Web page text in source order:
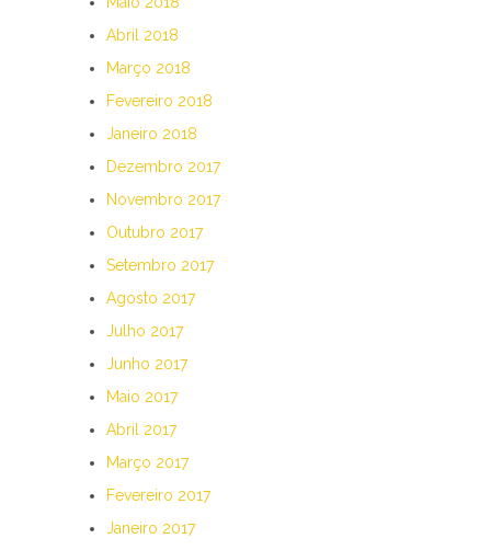
Abril 2018
Março 2018
Fevereiro 2018
Janeiro 2018
Dezembro 2017
Novembro 2017
Outubro 2017
Setembro 2017
Agosto 2017
Julho 2017
Junho 2017
Maio 2017
Abril 2017
Março 2017
Fevereiro 2017
Janeiro 2017